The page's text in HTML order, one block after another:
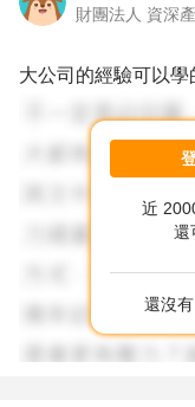
財團法人 資深
大公司的經驗可以學
近
還
還沒